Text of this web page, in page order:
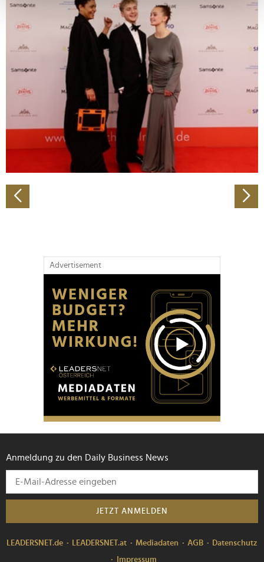
Erfahren Sie mehr darüber, wie Ihre persönlichen Daten
verarbeitet werden, und legen Sie Ihre Präferenzen im
Abschnitt Einzelheiten
fest.
Wir verwenden Cookies, um Inhalte und Anzeigen zu
personalisieren, Funktionen für soziale Medien anbieten
zu können und die Zugriffe auf unsere Website zu
analysieren. Außerdem geben wir Informationen zu Ihrer
Verwendung unserer Website an unsere Partner für
soziale Medien, Werbung und Analysen weiter. Unsere
Partner führen diese Informationen möglicherweise mit
weiteren Daten zusammen, die Sie ihnen bereitgestellt
gesammelt haben.
Advertisement
Anmeldung zu den Daily Business News
JETZT ANMELDEN
LEADERSNET.de LEADERSNET.at Mediadaten AGB
Datenschutz
Impressum